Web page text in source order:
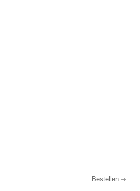
Bestellen